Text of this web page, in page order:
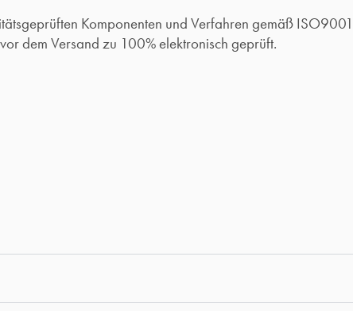
Komponenten und Verfahren gemäß ISO9001
dem Versand zu 100% elektronisch geprüft.​